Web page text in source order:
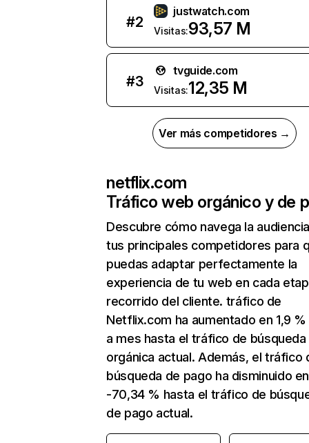
#2
justwatch.com
Visitas:93,57 M
#3
tvguide.com
Visitas:12,35 M
Ver más competidores →
netflix.com
Tráfico web orgánico y de
Descubre cómo navega la
tus principales competidores para
puedas adaptar perfectamente la
experiencia de tu web en cada
recorrido del cliente. tráfico de
Netflix.com ha aumentado en 1,9
a mes hasta el tráfico de búsqueda
orgánica actual. Además, el tráfico
búsqueda de pago ha disminuido en
-70,34 % hasta el tráfico de
de pago actual.